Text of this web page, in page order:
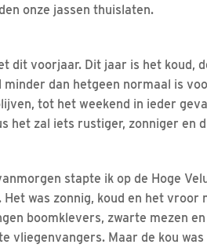
onze jassen thuislaten.
dit voorjaar. Dit jaar is het koud,
minder dan hetgeen normaal is
tot het weekend in ieder
het zal iets rustiger, zonniger en
stapte ik op de Hoge
was zonnig, koud en het vroor
boomklevers, zwarte mezen
vliegenvangers. Maar de kou